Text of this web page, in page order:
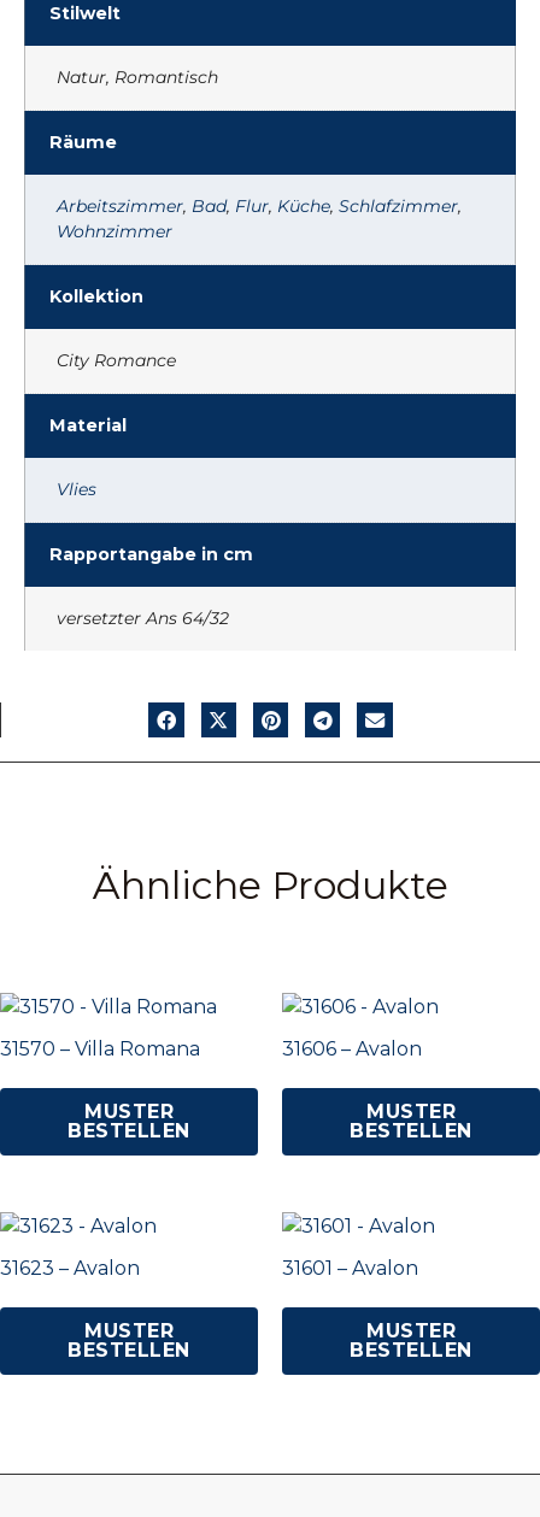
Stilwelt
Natur, Romantisch
Räume
Arbeitszimmer, Bad, Flur, Küche, Schlafzimmer,
Wohnzimmer
Kollektion
City Romance
Material
Vlies
Rapportangabe in cm
versetzter Ans 64/32
Ähnliche Produkte
31570 – Villa Romana
MUSTER
BESTELLEN
31606 – Avalon
MUSTER
BESTELLEN
31623 – Avalon
MUSTER
BESTELLEN
31601 – Avalon
MUSTER
BESTELLEN